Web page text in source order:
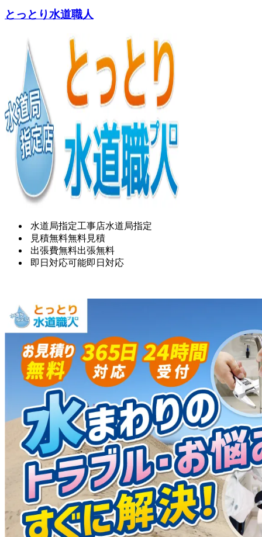
とっとり水道職人
水道局指定工事店水道局指定
見積無料無料見積
出張費無料出張無料
即日対応可能即日対応